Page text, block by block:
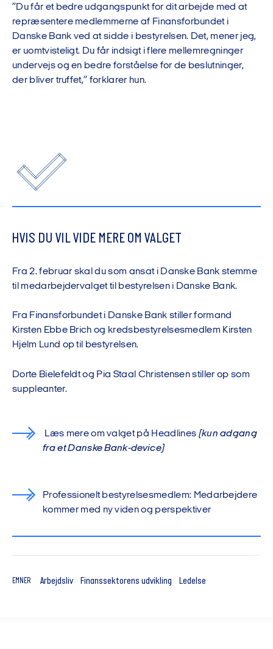
”Du får et bedre udgangspunkt for dit arbejde med at
repræsentere medlemmerne af Finansforbundet i
Danske Bank ved at sidde i bestyrelsen. Det, mener jeg,
er uomtvisteligt. Du får indsigt i flere mellemregninger
undervejs og en bedre forståelse for de beslutninger,
der bliver truffet,” forklarer hun.
HVIS DU VIL VIDE MERE OM VALGET
Fra 2. februar skal du som ansat i Danske Bank stemme
til medarbejdervalget til bestyrelsen i Danske Bank.
Fra Finansforbundet i Danske Bank stiller formand
Kirsten Ebbe Brich og kredsbestyrelsesmedlem Kirsten
Hjelm Lund op til bestyrelsen.
Dorte Bielefeldt og Pia Staal Christensen stiller op som
suppleanter.
Læs mere om valget på Headlines (kun adgang
fra et Danske Bank-device)
Professionelt bestyrelsesmedlem: Medarbejdere
kommer med ny viden og perspektiver
EMNER Arbejdsliv Finanssektorens udvikling Ledelse